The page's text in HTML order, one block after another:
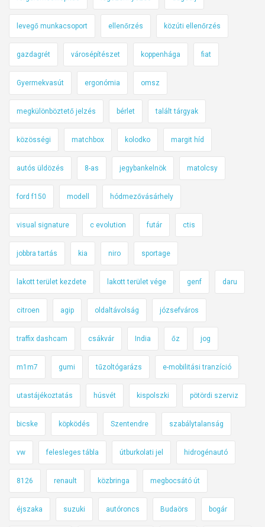
levegő munkacsoport ellenőrzés közúti ellenőrzés
gazdagrét városépítészet koppenhága fiat
Gyermekvasút ergonómia omsz
megkülönböztető jelzés bérlet talált tárgyak
közösségi matchbox kolodko margit híd
autós üldözés 8-as jegybankelnök matolcsy
ford f150 modell hódmezővásárhely
visual signature c evolution futár ctis
jobbra tartás kia niro sportage
lakott terület kezdete lakott terület vége genf daru
citroen agip oldaltávolság józsefváros
traffix dashcam csákvár India őz jog
m1m7 gumi tűzoltógarázs e-mobilitási tranzíció
utastájékoztatás húsvét kispolszki pötördi szerviz
bicske köpködés Szentendre szabálytalanság
vw felesleges tábla útburkolati jel hidrogénautó
8126 renault közbringa megbocsátó út
éjszaka suzuki autóroncs Budaörs bogár